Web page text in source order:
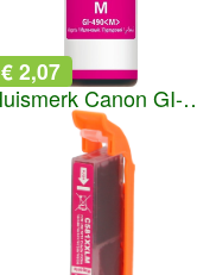
€ 2,07
Huismerk